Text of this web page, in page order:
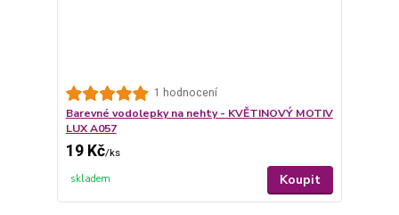
1 hodnocení
Barevné vodolepky na nehty - KVĚTINOVÝ MOTIV
LUX A057
19 Kč/ks
skladem Koupit